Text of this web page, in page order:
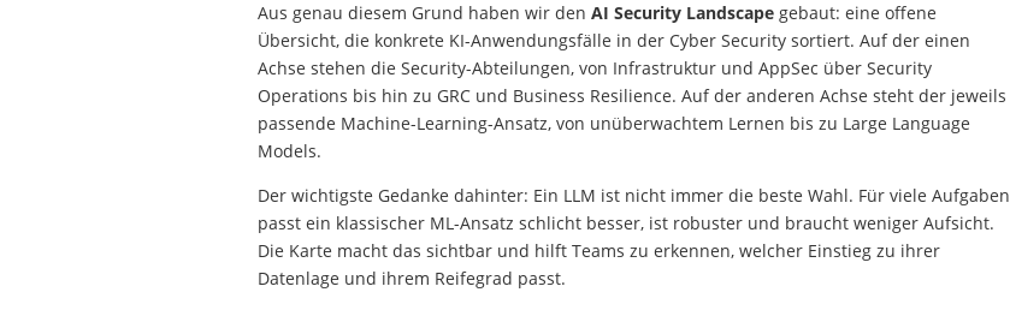
Aus genau diesem Grund haben wir den AI Security Landscapegebaut: eine offene
Übersicht, die konkrete KI-Anwendungsfälle in der Cyber Security sortiert. Auf der einen
Achse stehen die Security-Abteilungen, von Infrastruktur und AppSec über Security
Operations bis hin zu GRC und Business Resilience. Auf der anderen Achse steht der jeweils
passende Machine-Learning-Ansatz, von unüberwachtem Lernen bis zu Large Language
Models.
Der wichtigste Gedanke dahinter: Ein LLM ist nicht immer die beste Wahl. Für viele Aufgaben
passt ein klassischer ML-Ansatz schlicht besser, ist robuster und braucht weniger Aufsicht.
Die Karte macht das sichtbar und hilft Teams zu erkennen, welcher Einstieg zu ihrer
Datenlage und ihrem Reifegrad passt.